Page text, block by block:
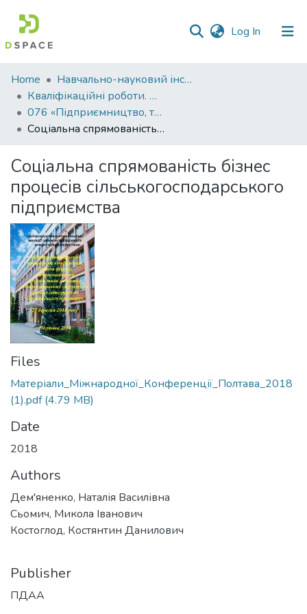
Log In (current)
Communities
&
Collections
All of DSpace
Statistics
Home
Навчально-науковий інститут економіки, управління, права та інформаційних технологій
Кваліфікаційні роботи. ННІ економіки, управління, права та ІТ
076 «Підприємництво, торгівля та біржова діяльність»
Cоціальна спрямованість бізнес процесів сільськогосподарського підприємства
Cоціальна спрямованість бізнес
процесів сільськогосподарського
підприємства
Files
Матеріали_Міжнародної_Конференції_Полтава_2018
(1).pdf(4.79 MB)
Date
2018
Authors
Дем'яненко, Наталія Василівна
Сьомич, Микола Іванович
Костоглод, Костянтин Данилович
Publisher
ПДАА